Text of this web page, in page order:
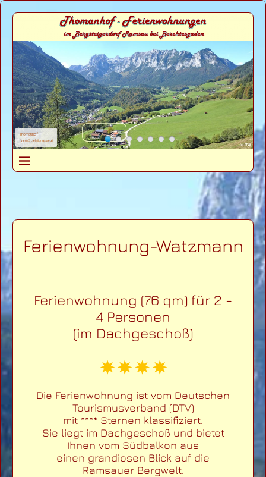
Thomanhof
(vom Soleleitungsweg)
Ferienwohnung-Watzmann
Ferienwohnung (76 qm) für 2 -
4 Personen
(im Dachgeschoß)
Die Ferienwohnung ist vom Deutschen
Tourismusverband (DTV)
mit **** Sternen klassifiziert.
Sie liegt im Dachgeschoß und bietet
Ihnen vom Südbalkon aus
einen grandiosen Blick auf die
Ramsauer Bergwelt.